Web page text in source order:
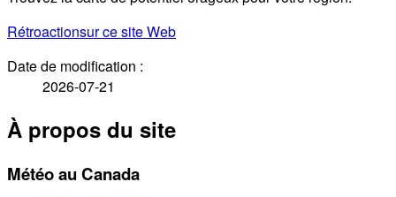
Rétroactionsur ce site Web
Date de modification :
2026-07-21
À propos du site
Météo au Canada